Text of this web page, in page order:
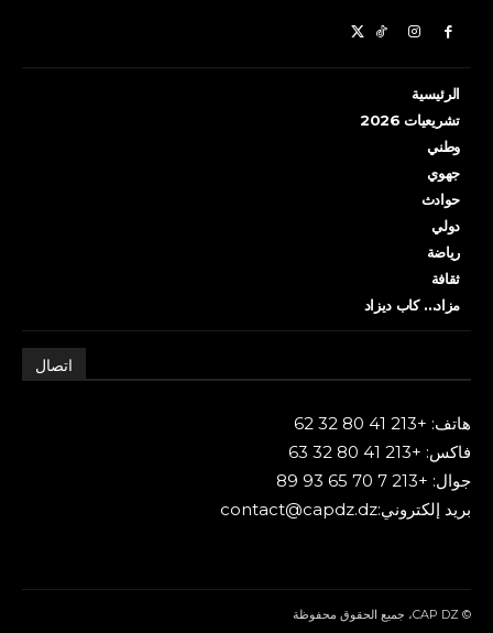
الرئيسية
تشريعيات 2026
وطني
جهوي
حوادث
دولي
رياضة
ثقافة
مزاد… كاب ديزاد
اتصال
هاتف: +213 41 80 32 62
فاكس: +213 41 80 32 63
جوال: +213 7 70 65 93 89
بريد إلكتروني:contact@capdz.dz
© CAP DZ، جميع الحقوق محفوظة